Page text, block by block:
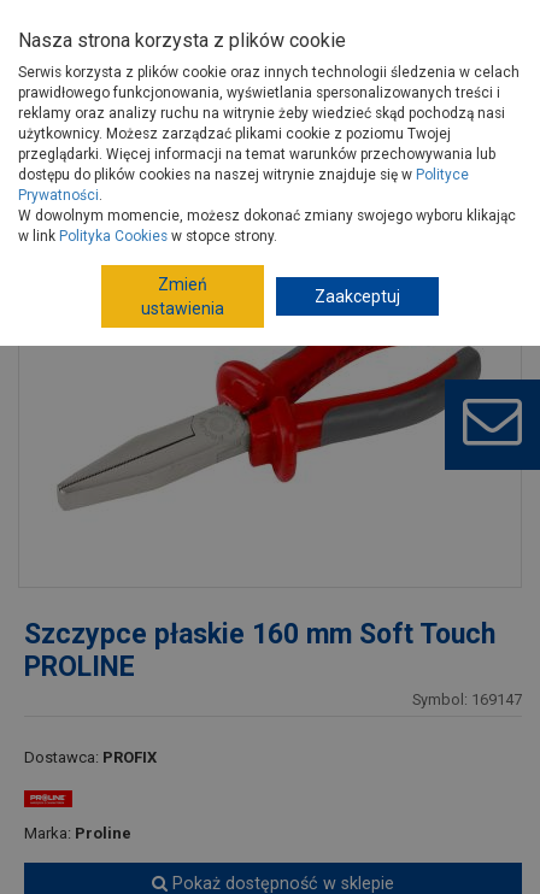
Strona główna Narzędzia
Narzędzia ręczne, warsztat
Obcęgi, szczypce
Szczypce
Szczypce płaskie 160 mm Soft Touch PROLINE
Szczypce płaskie 160 mm Soft Touch
PROLINE
Symbol: 169147
Dostawca: PROFIX
Marka: Proline
Pokaż dostępność w sklepie
Nasza strona korzysta z plików cookie
Serwis korzysta z plików cookie oraz innych technologii śledzenia w celach
prawidłowego funkcjonowania, wyświetlania spersonalizowanych treści i
reklamy oraz analizy ruchu na witrynie żeby wiedzieć skąd pochodzą nasi
użytkownicy. Możesz zarządzać plikami cookie z poziomu Twojej
przeglądarki. Więcej informacji na temat warunków przechowywania lub
dostępu do plików cookies na naszej witrynie znajduje się w Polityce
Prywatności.
W dowolnym momencie, możesz dokonać zmiany swojego wyboru klikając
w link Polityka Cookies w stopce strony.
Zmień
ustawienia
Zaakceptuj